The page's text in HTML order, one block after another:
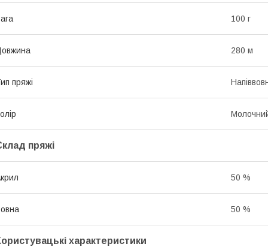
100 г
280 м
пряжі
пряжі
50 %
50 %
характеристики